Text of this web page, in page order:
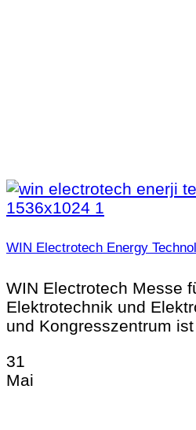
WIN Electrotech Energy
WIN Electrotech Messe
Elektrotechnik und
und Kongresszentrum
31
Mai